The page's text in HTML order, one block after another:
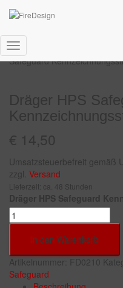
Navigation
umschalten
Start
Safeguard
Dräger HPS
€ 14,50
Umsatzsteuerbefreit gemäß
zzgl. Versand
Lieferzeit: ca. 48 Stunden
Dräger HPS Safeguard
In den Warenkorb
Artikelnummer: FD0210
Safeguard